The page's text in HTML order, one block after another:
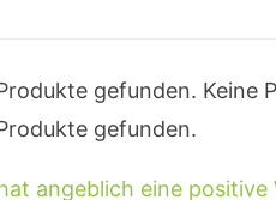
gefunden. Keine
gefunden.
angeblich eine positive